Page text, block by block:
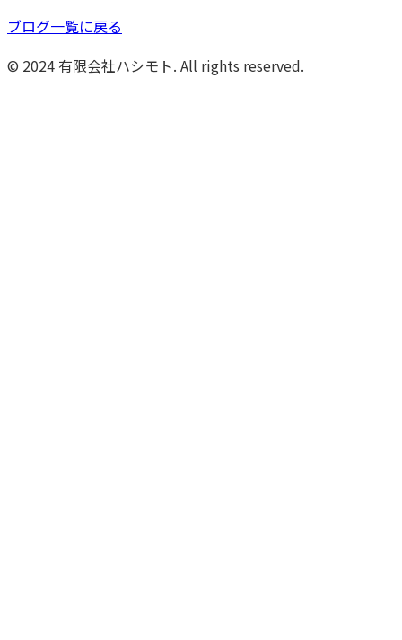
ブログ一覧に戻る
© 2024 有限会社ハシモト. All rights reserved.